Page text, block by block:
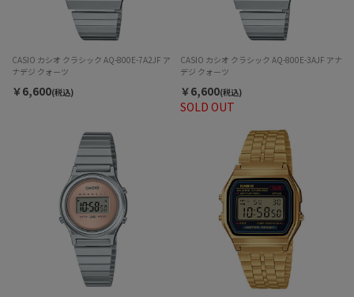
CASIO カシオ クラシック AQ-800E-7A2JF ア
ナデジ クォーツ
￥6,600(税込)
SOLD OUT
CASIO カシオ クラシック AQ-800E-3AJF アナ
デジ クォーツ
￥6,600(税込)